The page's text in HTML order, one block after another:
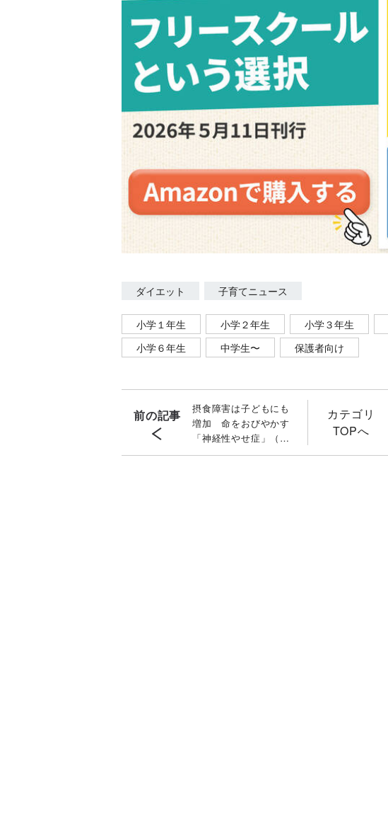
ダイエット 子育てニュース
小学１年生 小学２年生 小学３年生
小学６年生
中学生〜 保護者向け
前の記事
摂食障害は子どもにも
増加 命をおびやかす
「神経性やせ症」（拒
食症）の現実とは［専
カテゴリ
TOPへ